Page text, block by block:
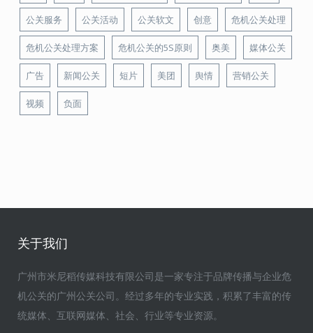
公关服务 公关活动 公关软文 创意 危机公关处理
危机公关处理方案 危机公关的5S原则 奥美 媒体公关
广告 新闻公关 短片 美团 舆情 营销公关
视频 负面
关于我们
广州市米尼稻传媒科技有限公司是一家专注于品牌传播与企业危
机公关的广州公关公司。经过多年的专业实践，积累了丰富的传
统媒体、互联网媒体、社会、行业等专业资源。